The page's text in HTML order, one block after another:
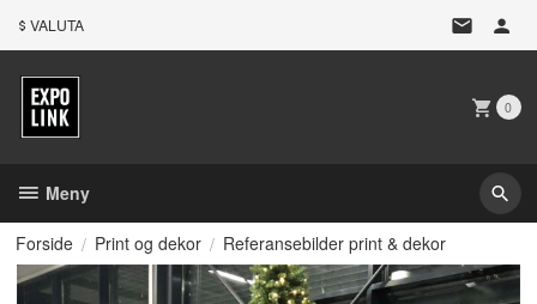
VALUTA
0
Meny
Forside Print og dekor Referansebilder print & dekor